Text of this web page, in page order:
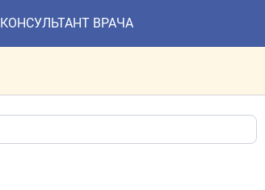
КОНСУЛЬТАНТ ВРАЧА